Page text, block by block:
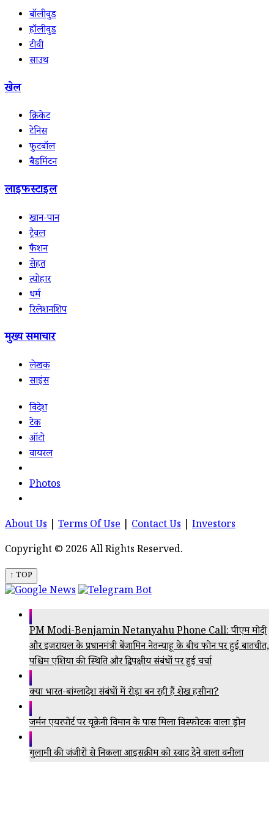
बॉलीवुड
हॉलीवुड
टीवी
साउथ
खेल
क्रिकेट
टेनिस
फुटबॉल
बैडमिंटन
लाइफस्टाइल
खान-पान
ट्रैवल
फैशन
सेहत
त्योहार
धर्म
रिलेशनशिप
मुख्य समाचार
लेखक
साइंस
विदेश
टेक
ऑटो
वायरल
Photos
About Us Terms Of Use Contact Us
Investors
Copyright © 2026 All Rights Reserved.
↑ TOP
PM Modi-Benjamin Netanyahu Phone Call: पीएम मोदी
और इजरायल के प्रधानमंत्री बेंजामिन नेतन्याहू के बीच फोन पर हुई बातचीत,
पश्चिम एशिया की स्थिति और द्विपक्षीय संबंधों पर हुई चर्चा
क्या भारत-बांग्लादेश संबंधों में रोड़ा बन रही हैं शेख हसीना?
जर्मन एयरपोर्ट पर यूक्रेनी विमान के पास मिला विस्फोटक वाला ड्रोन
गुलामी की जंजीरों से निकला आइसक्रीम को स्वाद देने वाला वनीला